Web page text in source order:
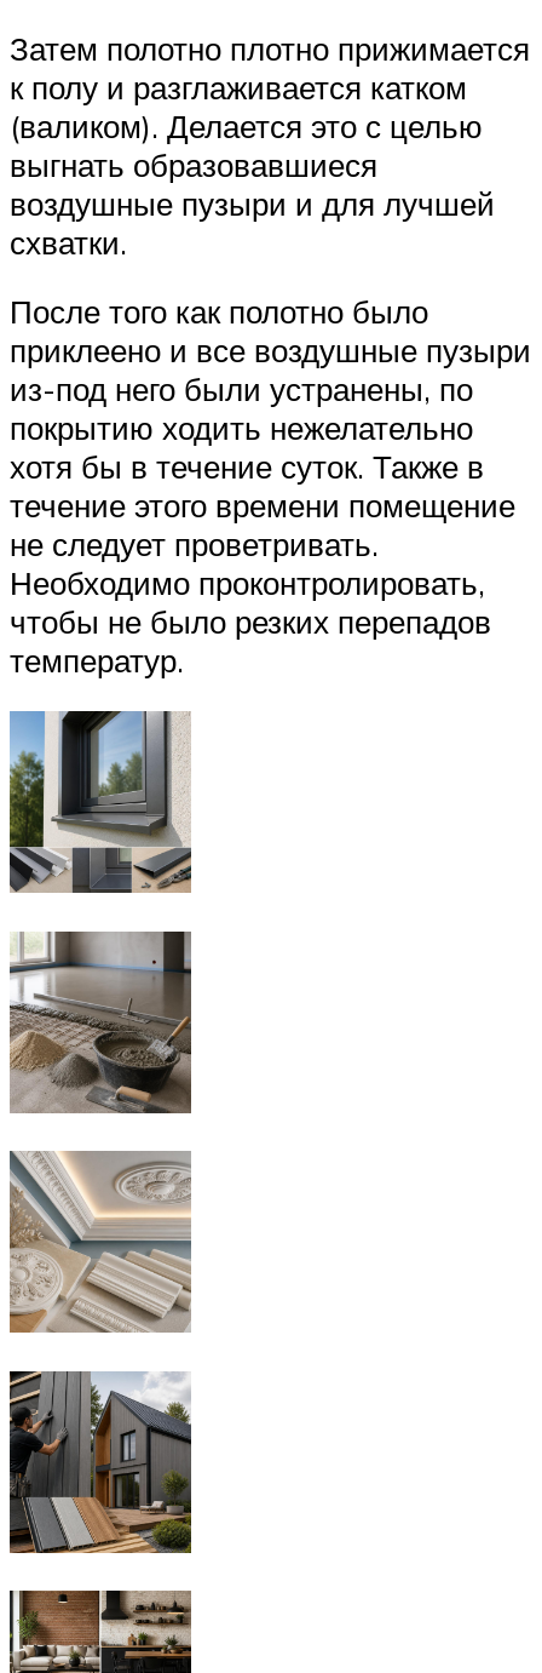
Затем полотно плотно прижимается
к полу и разглаживается катком
(валиком). Делается это с целью
выгнать образовавшиеся
воздушные пузыри и для лучшей
схватки.
После того как полотно было
приклеено и все воздушные пузыри
из-под него были устранены, по
покрытию ходить нежелательно
хотя бы в течение суток. Также в
течение этого времени помещение
не следует проветривать.
Необходимо проконтролировать,
чтобы не было резких перепадов
температур.